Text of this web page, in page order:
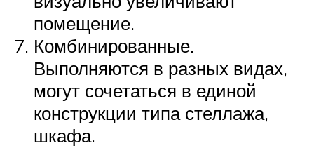
помещение.
Комбинированные.
Выполняются в разных видах,
могут сочетаться в единой
конструкции типа стеллажа,
шкафа.